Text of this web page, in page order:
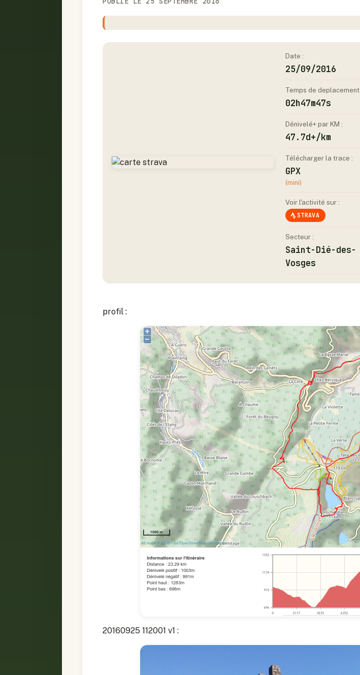
Date :
25/09/2016
Temps de deplacement
02h47m47s
Dénivelé+ par KM :
47.7d+/km
Télécharger la trace :
GPX
(mini)
Voir l'activité sur :
STRAVA
Secteur :
Saint-Dié-des-
Vosges
profil :
20160925 112001 v1 :